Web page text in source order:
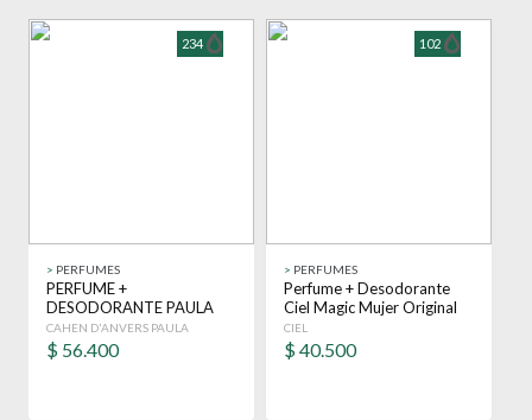
234
> PERFUMES
PERFUME +
DESODORANTE PAULA
ORIGINAL EDT 100 ML
MUJER
CAHEN D'ANVERS PAULA
$ 56.400
102
> PERFUMES
Perfume + Desodorante
Ciel Magic Mujer Original
Edp
CIEL
$40.500